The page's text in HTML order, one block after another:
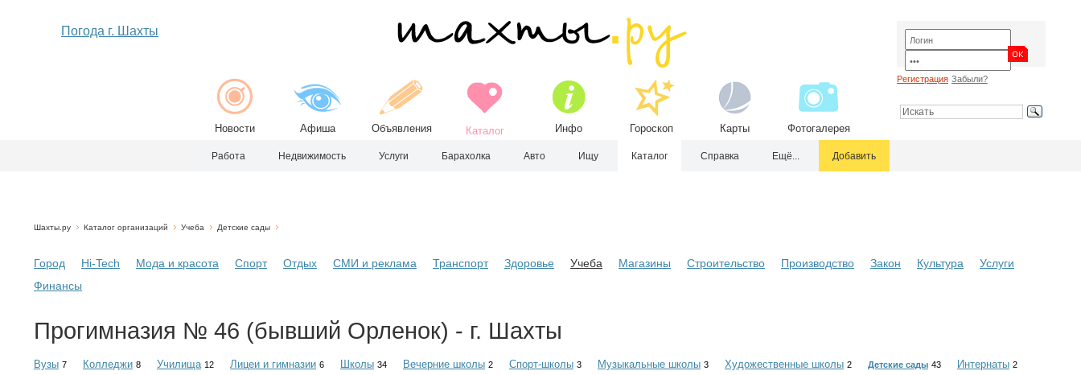
Погода г. Шахты
Новости Афиша Объявления Каталог Инфо Гороскоп Карты Фотогалерея
Регистрация Забыли?
Работа Недвижимость Услуги Барахолка Авто Ищу Каталог Справка Ещё... Добавить
Шахты.ру Каталог организаций Учеба Детские сады
Город Hi-Tech Мода и красота Спорт Отдых СМИ и реклама Транспорт Здоровье Учеба Магазины Строительство Производство Закон Культура
Услуги
Финансы
Прогимназия № 46 (бывший Орленок) - г. Шахты
Вузы 7 Колледжи 8 Училища 12 Лицеи и гимназии 6 Школы 34 Вечерние школы 2 Спорт-школы 3 Музыкальные школы 3 Художественные школы 2 Детские сады 43 Интернаты 2